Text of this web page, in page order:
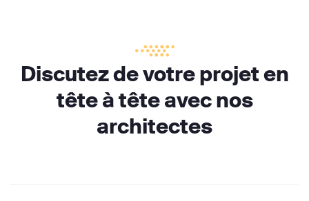
Discutez de votre projet en
tête à tête avec nos
architectes